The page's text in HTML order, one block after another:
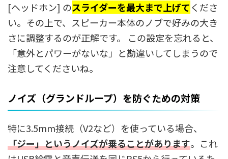
[ヘッドホン] のスライダーを最大まで上げてくださ
い。その上で、スピーカー本体のノブで好みの大き
さに調整するのが正解です。 この設定を忘れると、
「意外とパワーがないな」と勘違いしてしまうので
注意してくださいね。
ノイズ（グランドループ）を防ぐための対策
特に3.5mm接続（V2など）を使っている場合、
「ジー」というノイズが乗ることがあります。これ